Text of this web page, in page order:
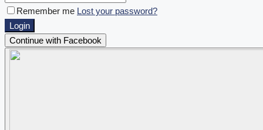
Remember me Lost your password?
Login
Continue with Facebook